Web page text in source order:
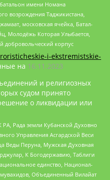
имени Номана
возрождения Таджикистана,
московская ячейка, Батал-
Молодёжь Которая Улыбается,
добровольческий корпус
i-ekstremistskie-
на 16.11.2023
и религиозных
судом принято
о ликвидации или
Рада земли Кубанской Духовно
Управления Асгардской Веси
Веды Перуна, Мужская Духовная
К Богодержавию, Таблиги
единство, Национал-
Объединенный Вилайат